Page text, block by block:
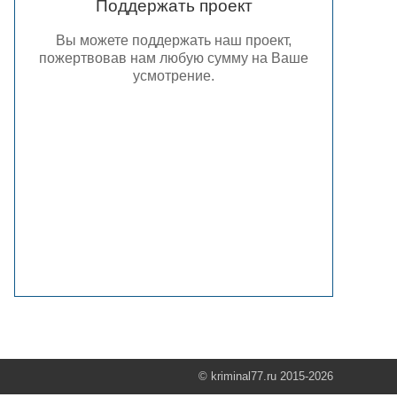
Поддержать проект
Вы можете поддержать наш проект,
пожертвовав нам любую сумму на Ваше
усмотрение.
© kriminal77.ru 2015-2026